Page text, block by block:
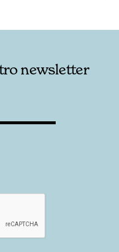
newsletter